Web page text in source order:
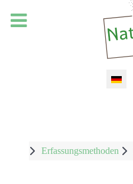
Erfassungsmethoden